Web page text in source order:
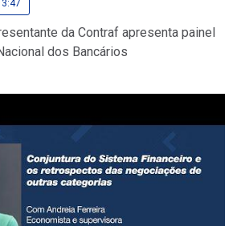
da Contraf apresenta painel
dos Bancários